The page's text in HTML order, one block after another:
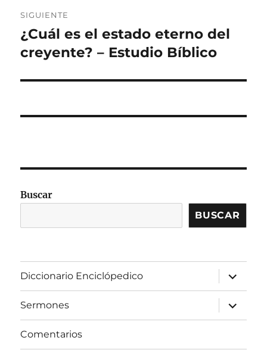
SIGUIENTE
Entrada
siguiente:
¿Cuál es el estado eterno del
creyente? – Estudio Bíblico
Buscar
BUSCAR
Diccionario Enciclópedico
expandir
el
menú
inferior
Sermones
expandir
el
menú
Comentarios